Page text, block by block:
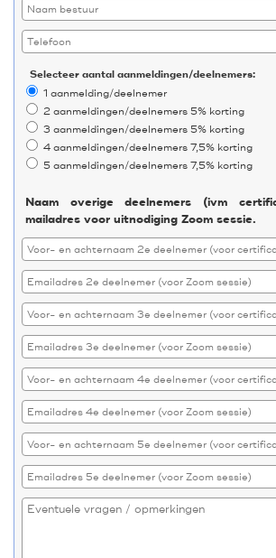
Selecteer aantal aanmeldingen/deelnemers:
1 aanmelding/deelnemer
2 aanmeldingen/deelnemers 5% korting
3 aanmeldingen/deelnemers 5% korting
4 aanmeldingen/deelnemers 7,5% korting
5 aanmeldingen/deelnemers 7,5% korting
Naam overige deelnemers (ivm
mailadres voor uitnodiging Zoom sessie.